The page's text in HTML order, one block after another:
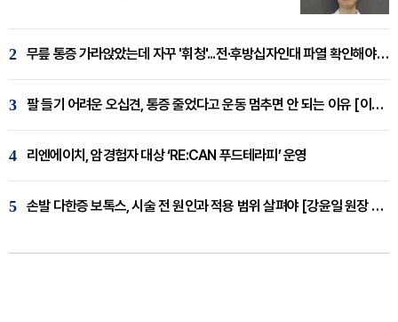
2 무릎 통증 가라앉았는데 자꾸 '휘청'...전·후방십자인대 파열 확인해야 [곽우경 원장 칼럼]
3 팔 들기 어려운 오십견, 통증 줄었다고 운동 멈추면 안 되는 이유 [이병욱 원장 칼럼]
4 리엔에이치, 암경험자 대상 ‘RE:CAN 푸드테라피’ 운영
5 손발 다한증 보톡스, 시술 전 원인과 적용 범위 살펴야 [강윤일 원장 칼럼]